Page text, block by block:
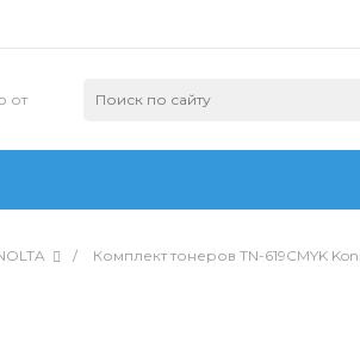
от
/ Комплект тонеров TN-619CMYK